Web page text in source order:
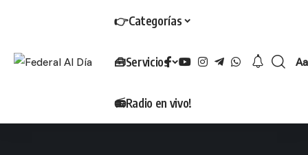
👉Categorías
🧰Servicios
📻Radio en vivo!
Aa